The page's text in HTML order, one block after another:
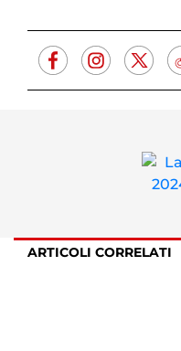
ARTICOLI CORRELATI